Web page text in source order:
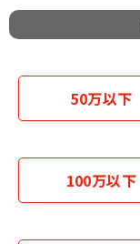
50万以下
100万以下